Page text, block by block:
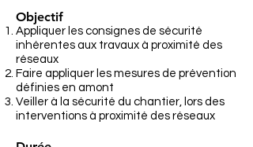
Objectif
Appliquer les consignes de sécurité
inhérentes aux travaux à proximité des
réseaux
Faire appliquer les mesures de prévention
définies en amont
Veiller à la sécurité du chantier, lors des
interventions à proximité des réseaux